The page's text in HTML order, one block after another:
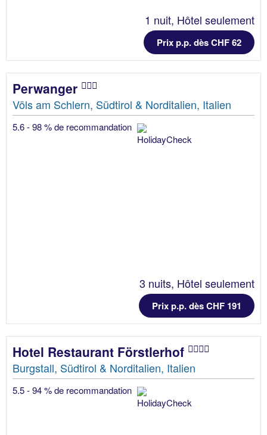
1 nuit, Hôtel seulement
Prix p.p. dès CHF 62
Perwanger
Völs am Schlern, Südtirol & Norditalien, Italien
5.6 - 98 % de recommandation
3 nuits, Hôtel seulement
Prix p.p. dès CHF 191
Hotel Restaurant Förstlerhof
Burgstall, Südtirol & Norditalien, Italien
5.5 - 94 % de recommandation